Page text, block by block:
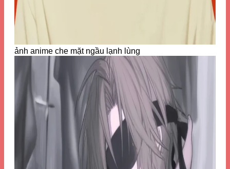
ảnh anime che mặt ngầu lạnh lùng